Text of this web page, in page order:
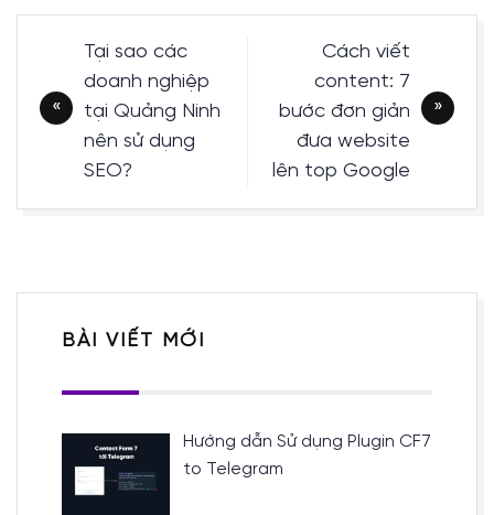
hướng
bài
viết
Tại sao các
doanh nghiệp
tại Quảng Ninh
nên sử dụng
SEO?
Cách viết
content: 7
bước đơn giản
đưa website
lên top Google
BÀI VIẾT MỚI
Hướng dẫn Sử dụng Plugin CF7
to Telegram